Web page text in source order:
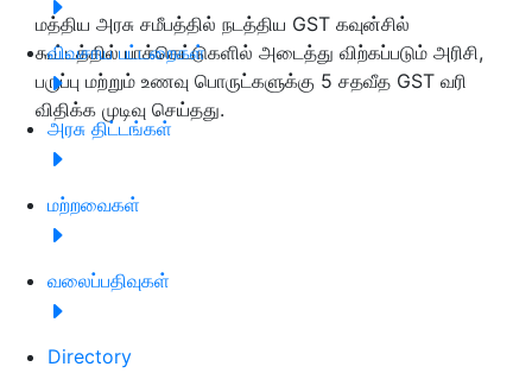
விவசாய பட்டறைகள்
அரசு திட்டங்கள்
மற்றவைகள்
வலைப்பதிவுகள்
Directory
மத்திய அரசு சமீபத்தில் நடத்திய GST கவுன்சில்
கூட்டத்தில் பாக்கெட்டுகளில் அடைத்து விற்கப்படும் அரிசி,
பருப்பு மற்றும் உணவு பொருட்களுக்கு 5 சதவீத GST வரி
விதிக்க முடிவு செய்தது.